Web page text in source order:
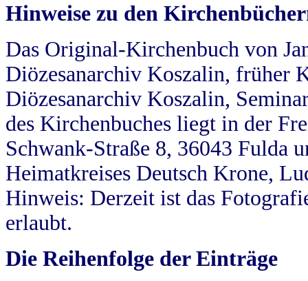
Hinweise zu den
Das Original-Kirchenbuch von
Diözesanarchiv Koszalin, früher
Diözesanarchiv Koszalin,
des Kirchenbuches liegt in der
Schwank-Straße 8, 36043 Fulda
Heimatkreises Deutsch Krone,
Hinweis: Derzeit ist das
erlaubt.
Die Reihenfolge der Einträge